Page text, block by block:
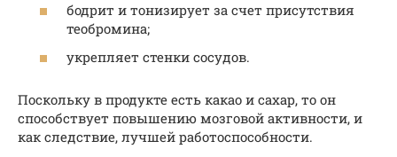
бодрит и тонизирует за счет присутствия
теобромина;
укрепляет стенки сосудов.
Поскольку в продукте есть какао и сахар, то он
способствует повышению мозговой активности, и
как следствие, лучшей работоспособности.